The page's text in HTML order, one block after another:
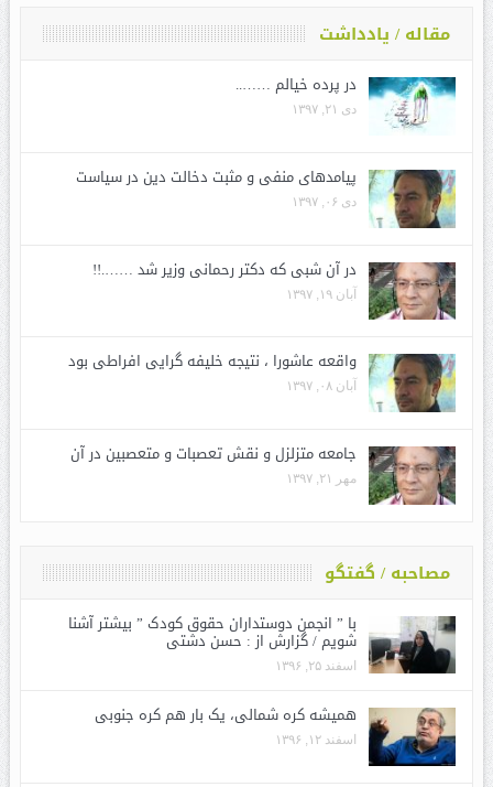
مقاله / یادداشت
در پرده خیالم ……..
دی ۲۱, ۱۳۹۷
پیامدهای منفی و مثبت دخالت دین در سیاست
دی ۰۶, ۱۳۹۷
در آن شبی که دکتر رحمانی وزیر شد …….!!
آبان ۱۹, ۱۳۹۷
واقعه عاشورا ، نتیجه خلیفه گرایی افراطی بود
آبان ۰۸, ۱۳۹۷
جامعه متزلزل و نقش تعصبات و متعصبین در آن
مهر ۲۱, ۱۳۹۷
مصاحبه / گفتگو
با ” انجمن دوستداران حقوق کودک ” بیشتر آشنا
شویم / گزارش از : حسن دشتی
اسفند ۲۵, ۱۳۹۶
همیشه کره شمالی، یک بار هم کره جنوبی
اسفند ۱۲, ۱۳۹۶